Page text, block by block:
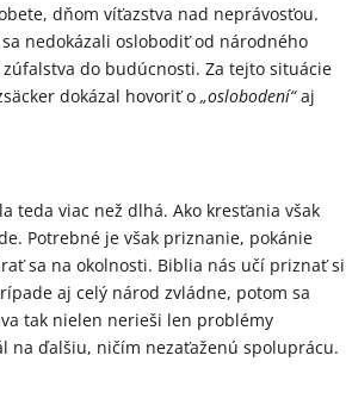
dňom víťazstva nad neprávosťou.
nedokázali oslobodiť od národného
do budúcnosti. Za tejto situácie
dokázal hovoriť o„oslobodení“aj
teda viac než dlhá. Ako kresťania však
Potrebné je však priznanie, pokánie
sa na okolnosti. Biblia nás učí priznať si
aj celý národ zvládne, potom sa
tak nielen nerieši len problémy
na ďalšiu, ničím nezaťaženú spoluprácu.